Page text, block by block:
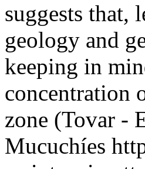
suggests that,
geology and
keeping in
concentration
zone (Tovar -
Mucuchíes